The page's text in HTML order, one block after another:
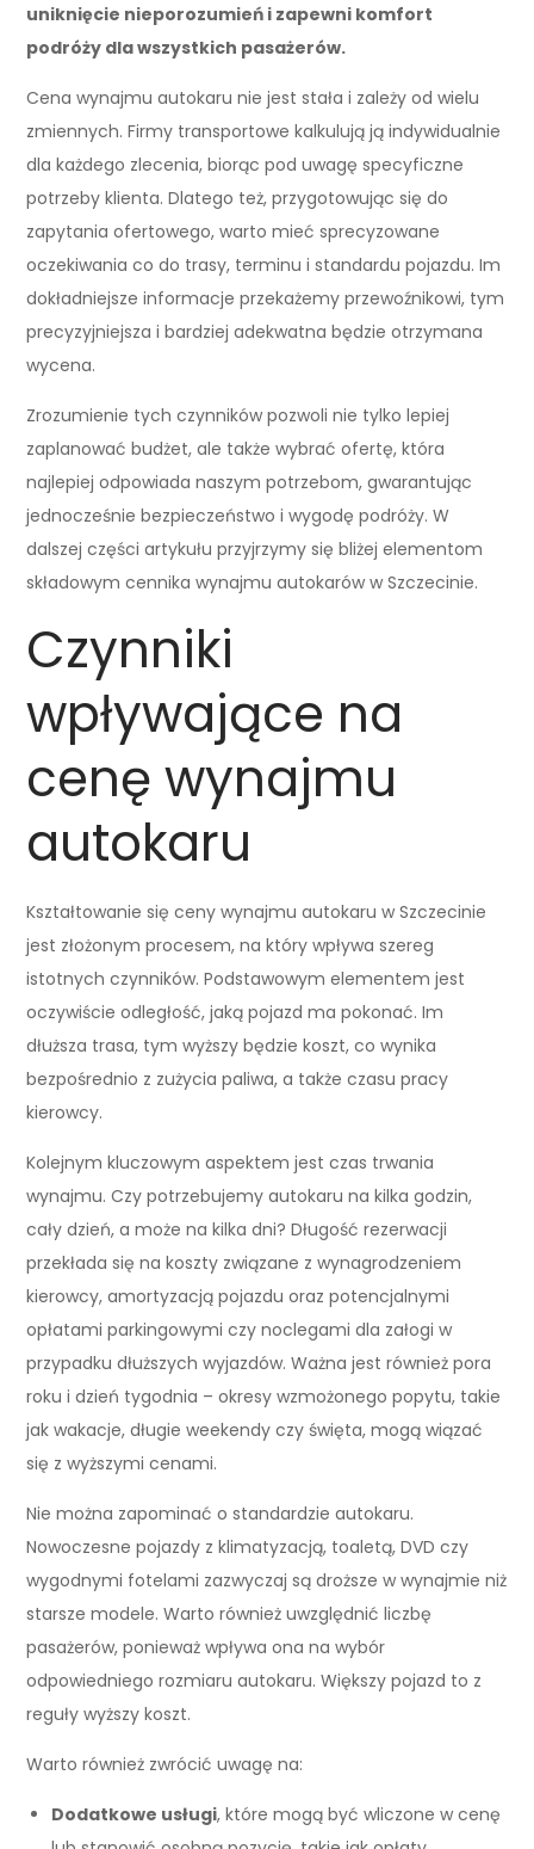
uniknięcie nieporozumień i zapewni komfort
podróży dla wszystkich pasażerów.
Cena wynajmu autokaru nie jest stała i zależy od wielu
zmiennych. Firmy transportowe kalkulują ją indywidualnie
dla każdego zlecenia, biorąc pod uwagę specyficzne
potrzeby klienta. Dlatego też, przygotowując się do
zapytania ofertowego, warto mieć sprecyzowane
oczekiwania co do trasy, terminu i standardu pojazdu. Im
dokładniejsze informacje przekażemy przewoźnikowi, tym
precyzyjniejsza i bardziej adekwatna będzie otrzymana
wycena.
Zrozumienie tych czynników pozwoli nie tylko lepiej
zaplanować budżet, ale także wybrać ofertę, która
najlepiej odpowiada naszym potrzebom, gwarantując
jednocześnie bezpieczeństwo i wygodę podróży. W
dalszej części artykułu przyjrzymy się bliżej elementom
składowym cennika wynajmu autokarów w Szczecinie.
Czynniki
wpływające na
cenę wynajmu
autokaru
Kształtowanie się ceny wynajmu autokaru w Szczecinie
jest złożonym procesem, na który wpływa szereg
istotnych czynników. Podstawowym elementem jest
oczywiście odległość, jaką pojazd ma pokonać. Im
dłuższa trasa, tym wyższy będzie koszt, co wynika
bezpośrednio z zużycia paliwa, a także czasu pracy
kierowcy.
Kolejnym kluczowym aspektem jest czas trwania
wynajmu. Czy potrzebujemy autokaru na kilka godzin,
cały dzień, a może na kilka dni? Długość rezerwacji
przekłada się na koszty związane z wynagrodzeniem
kierowcy, amortyzacją pojazdu oraz potencjalnymi
opłatami parkingowymi czy noclegami dla załogi w
przypadku dłuższych wyjazdów. Ważna jest również pora
roku i dzień tygodnia – okresy wzmożonego popytu, takie
jak wakacje, długie weekendy czy święta, mogą wiązać
się z wyższymi cenami.
Nie można zapominać o standardzie autokaru.
Nowoczesne pojazdy z klimatyzacją, toaletą, DVD czy
wygodnymi fotelami zazwyczaj są droższe w wynajmie niż
starsze modele. Warto również uwzględnić liczbę
pasażerów, ponieważ wpływa ona na wybór
odpowiedniego rozmiaru autokaru. Większy pojazd to z
reguły wyższy koszt.
Warto również zwrócić uwagę na:
Dodatkowe usługi, które mogą być wliczone w cenę